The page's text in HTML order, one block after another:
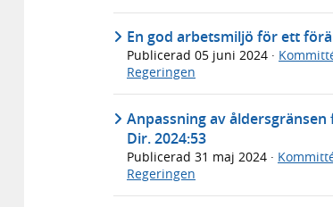
En god arbetsmiljö för ett
Publicerad 05 juni 2024 ·
Regeringen
Anpassning av
Dir. 2024:53
Publicerad 31 maj 2024 ·
Regeringen